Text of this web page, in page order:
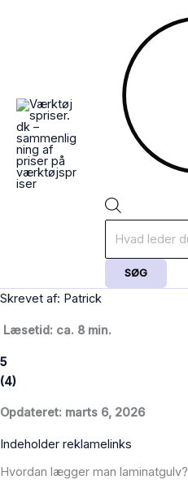
SØG
Skrevet af: Patrick
Læsetid: ca. 8 min.
5
(4)
Opdateret: marts 6, 2026
Indeholder reklamelinks
Hvordan lægger man laminatgulv?